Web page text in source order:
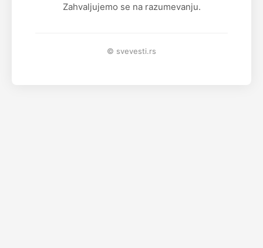
Zahvaljujemo se na razumevanju.
© svevesti.rs